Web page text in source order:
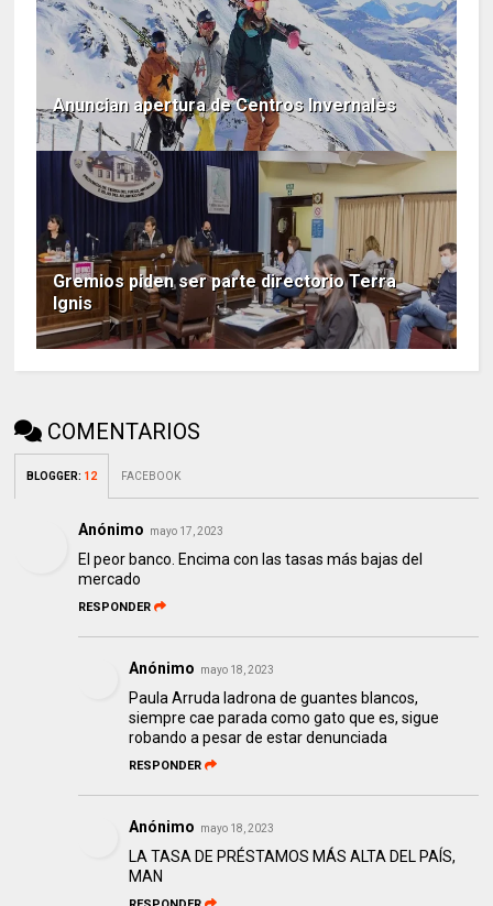
Anuncian apertura de Centros Invernales
Gremios piden ser parte directorio Terra
Ignis
COMENTARIOS
BLOGGER: 12 FACEBOOK
Anónimo mayo 17, 2023
El peor banco. Encima con las tasas más bajas del
mercado
RESPONDER
Anónimo mayo 18, 2023
Paula Arruda ladrona de guantes blancos,
siempre cae parada como gato que es, sigue
robando a pesar de estar denunciada
RESPONDER
Anónimo mayo 18, 2023
LA TASA DE PRÉSTAMOS MÁS ALTA DEL PAÍS,
MAN